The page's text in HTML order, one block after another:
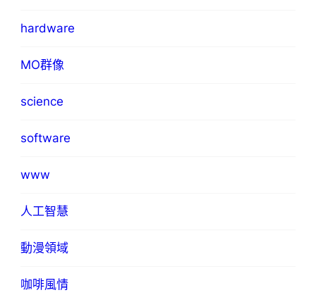
hardware
MO群像
science
software
www
人工智慧
動漫領域
咖啡風情